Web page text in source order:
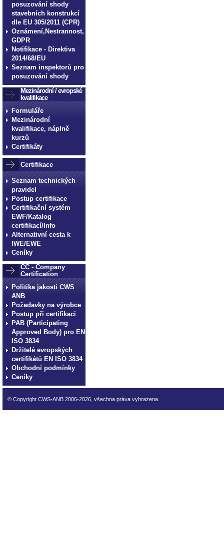
posuzování shody
stavebních konstrukcí
dle EU 305/2011 (CPR)
Oznámení,Nestrannost,
GDPR
Notifikace - Direktiva
2014/68/EU
Seznam inspektorů pro
posuzování shody
Mezinárodní / evropské
kvalifikace
Formuláře
Mezinárodní
kvalifikace, náplně
kurzů
Certifikáty
Certifikace
Seznam technických
pravidel
Postup certifikace
Certifikační systém
EWF/Katalog
certifikací/Info
Alternativní cesta k
IWE/EWE
Ceníky
CC - Company
Certification
Politika jakosti CWS
ANB
Požadavky na výrobce
Postup při certifikaci
PAB (Participating
Approved Body) pro EN
ISO 3834
Držitelé evropských
certifikátů EN ISO 3834
Obchodní podmínky
Ceníky
© Copyright CWS-ANB 2006-2026, všechna práva vyhrazena.